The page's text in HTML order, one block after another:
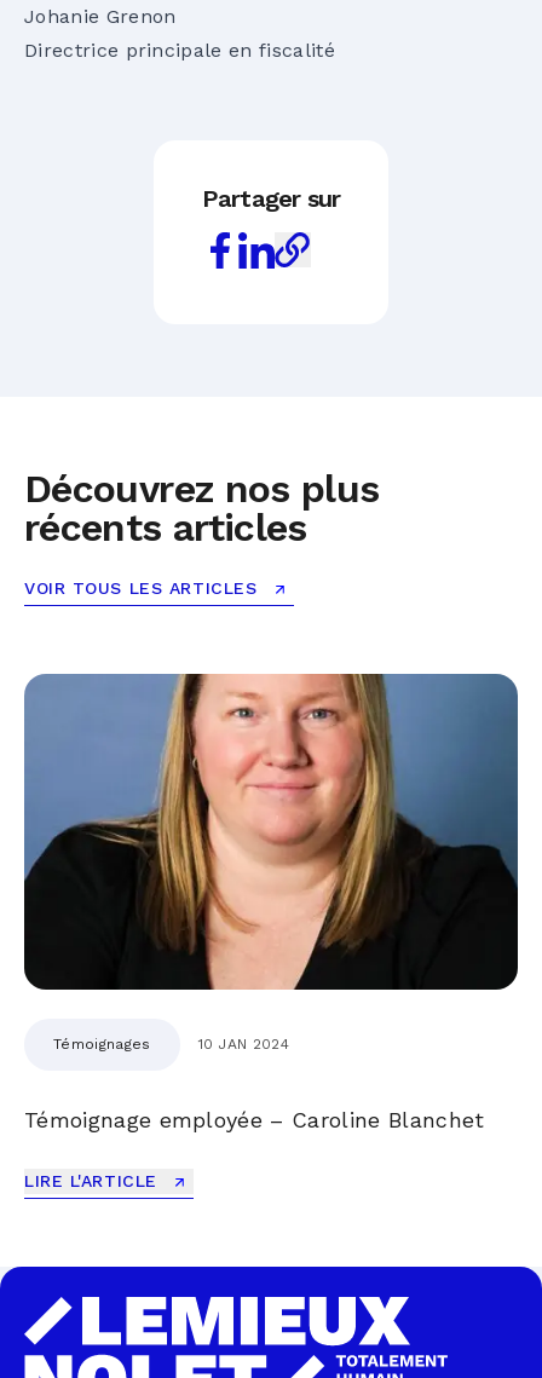
Johanie Grenon
Directrice principale en fiscalité
Partager sur
Découvrez nos plus
récents articles
VOIR TOUS LES ARTICLES
Témoignages 10 JAN 2024
Témoignage employée – Caroline Blanchet
LIRE L'ARTICLE